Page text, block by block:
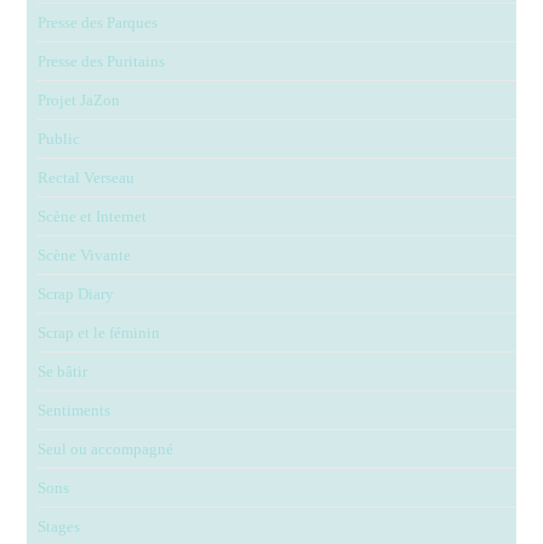
Presse des Parques
Presse des Puritains
Projet JaZon
Public
Rectal Verseau
Scène et Internet
Scène Vivante
Scrap Diary
Scrap et le féminin
Se bâtir
Sentiments
Seul ou accompagné
Sons
Stages